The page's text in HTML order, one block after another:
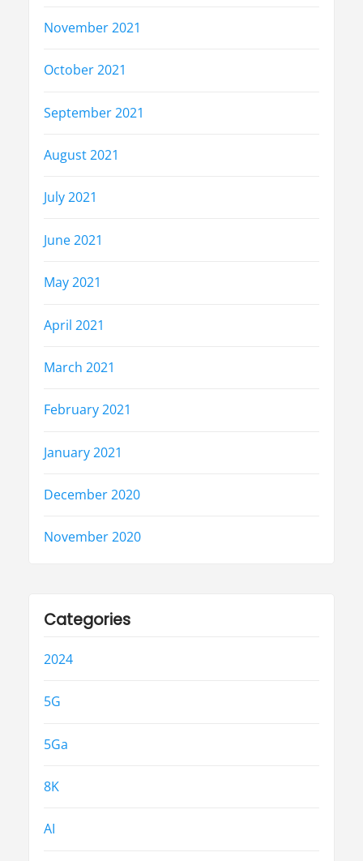
November 2021
October 2021
September 2021
August 2021
July 2021
June 2021
May 2021
April 2021
March 2021
February 2021
January 2021
December 2020
November 2020
Categories
2024
5G
5Ga
8K
AI